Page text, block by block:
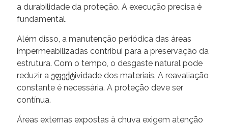
a durabilidade da proteção. A execução precisa é
fundamental.
Além disso, a manutenção periódica das áreas
impermeabilizadas contribui para a preservação da
estrutura. Com o tempo, o desgaste natural pode
reduzir a ეფექტividade dos materiais. A reavaliação
constante é necessária. A proteção deve ser
contínua.
Áreas externas expostas à chuva exigem atenção